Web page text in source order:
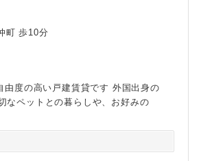
町 歩10分
度の高い戸建賃貸です 外国出身の
なペットとの暮らしや、お好みの